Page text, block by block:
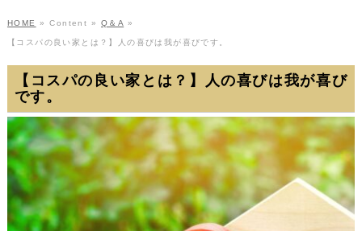
HOME » Content » Q＆A »
【コスパの良い家とは？】人の喜びは我が喜びです。
【コスパの良い家とは？】人の喜びは我が喜び
です。